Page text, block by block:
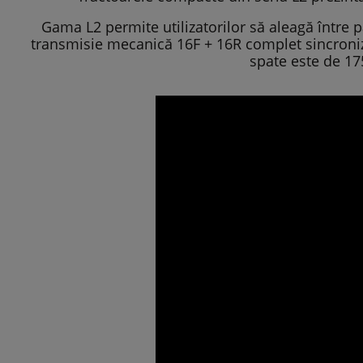
Gama L2 permite utilizatorilor să aleagă între
transmisie mecanică 16F + 16R complet
spate este de